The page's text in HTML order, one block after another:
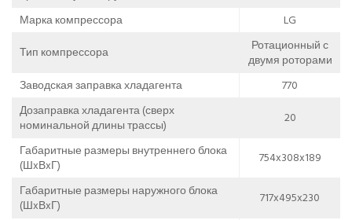
Марка компрессора
LG
Тип компрессора
Ротационный с
двумя роторами
Заводская заправка хладагента
770
Дозаправка хладагента (сверх
номинальной длины трассы)
20
Габаритные размеры внутреннего блока
(ШxВxГ)
754x308x189
Габаритные размеры наружного блока
(ШxВxГ)
717x495x230